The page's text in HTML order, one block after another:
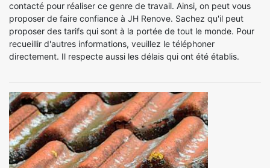
contacté pour réaliser ce genre de travail. Ainsi, on peut vous
proposer de faire confiance à JH Renove. Sachez qu'il peut
proposer des tarifs qui sont à la portée de tout le monde. Pour
recueillir d'autres informations, veuillez le téléphoner
directement. Il respecte aussi les délais qui ont été établis.